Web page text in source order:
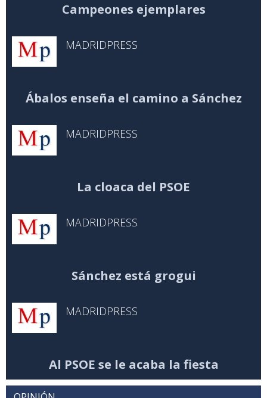
Campeones ejemplares
MADRIDPRESS
Ábalos enseña el camino a Sánchez
MADRIDPRESS
La cloaca del PSOE
MADRIDPRESS
Sánchez está grogui
MADRIDPRESS
Al PSOE se le acaba la fiesta